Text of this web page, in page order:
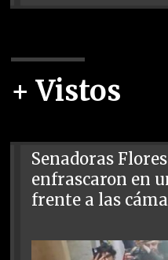
+ Vistos
Senadoras
enfrascaron en
frente a las